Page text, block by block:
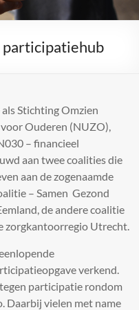
participatiehub
Stichting Omzien
Ouderen (NUZO),
– financieel
aan twee coalities die
aan de zogenaamde
– Samen Gezond
de andere coalitie
zorgkantoorregio Utrecht.
verkend.
participatie rondom
Daarbij vielen met name